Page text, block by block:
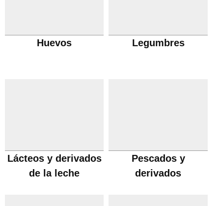
Huevos Legumbres
Lácteos y derivados
de la leche
Pescados y
derivados